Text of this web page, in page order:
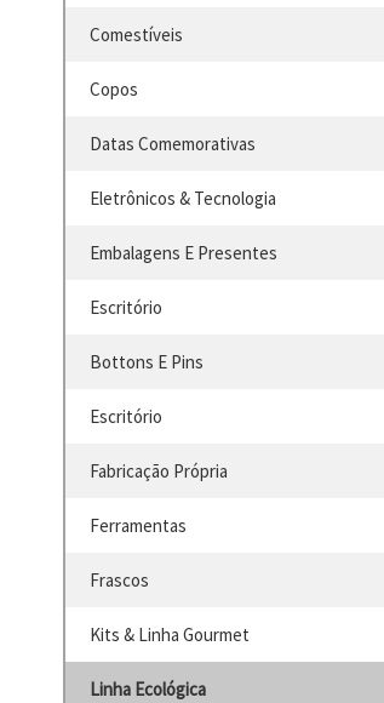
Comestíveis
Copos
Datas Comemorativas
Eletrônicos & Tecnologia
Embalagens E Presentes
Escritório
Bottons E Pins
Escritório
Fabricação Própria
Ferramentas
Frascos
Kits & Linha Gourmet
Linha Ecológica